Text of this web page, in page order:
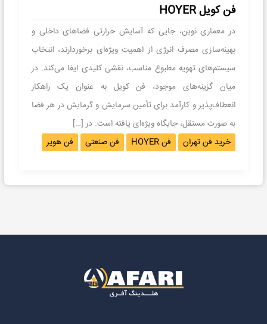
فن کویل HOYER
در معماری نوین، جایی که آسایش حرارتی فضاهای داخلی و
بهینه‌سازی مصرف انرژی از اهمیت ویژه‌ای برخوردارند، انتخاب
سیستم‌های تهویه مطبوع مناسب، نقشی کلیدی ایفا می‌کند. در
میان گزینه‌های موجود، فن کویل به عنوان یک راهکار
انعطاف‌پذیر و کارآمد برای تأمین سرمایش و گرمایش در هر فضا
به صورت مستقل، جایگاه ویژه‌ای یافته است. در […]
خرید فن تهران
فن HOYER فن صنعتی فن هوير